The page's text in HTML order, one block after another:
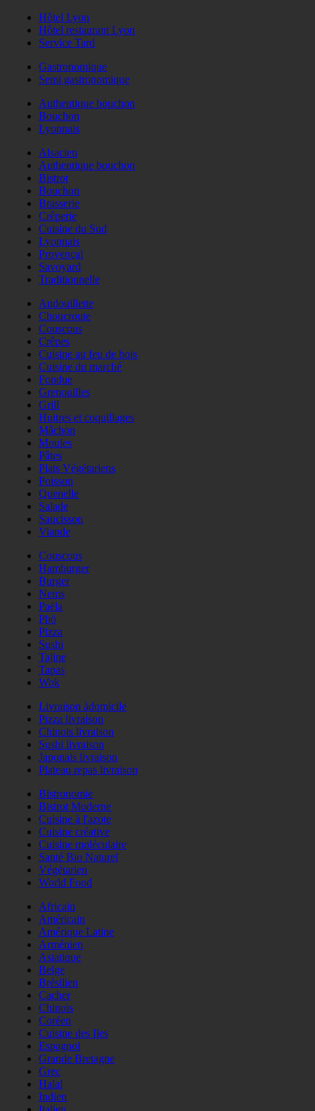
Hôtel Lyon
Hôtel restaurant Lyon
Service Tard
Gastronomique
Semi gastronomique
Authentique bouchon
Bouchon
Lyonnais
Alsacien
Authentique bouchon
Bistrot
Bouchon
Brasserie
Crêperie
Cuisine du Sud
Lyonnais
Provençal
Savoyard
Traditionnelle
Andouillette
Choucroute
Couscous
Crêpes
Cuisine au feu de bois
Cuisine du marché
Fondue
Grenouilles
Grill
Huitres et coquillages
Mâchon
Moules
Pâtes
Plats Végétariens
Poisson
Quenelle
Salade
Saucisson
Viande
Couscous
Hamburger
Burger
Nems
Paëla
Phö
Pizza
Sushi
Tajine
Tapas
Wok
Livraison àdomicile
Pizza livraison
Chinois livraison
Sushi livraison
Japonais livraison
Plateau repas livraison
Bistronomie
Bistrot Moderne
Cuisine à l'azote
Cuisine créative
Cuisine moléculaire
Santé Bio Naturel
Végétarien
World Food
Africain
Américain
Amérique Latine
Arménien
Asiatique
Belge
Brésilien
Cacher
Chinois
Coréen
Cuisine des Iles
Espagnol
Grande Bretagne
Grec
Halal
Indien